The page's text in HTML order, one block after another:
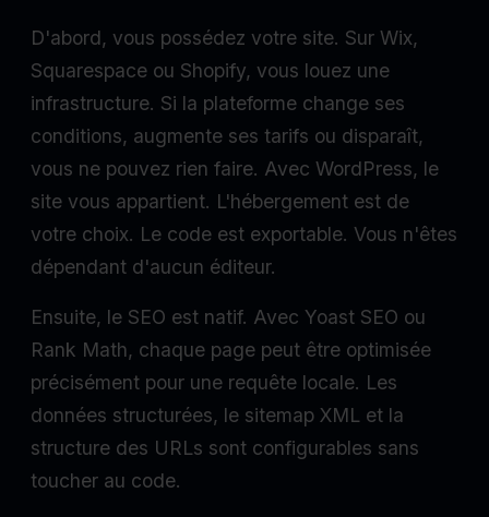
D'abord, vous possédez votre site. Sur Wix,
Squarespace ou Shopify, vous louez une
infrastructure. Si la plateforme change ses
conditions, augmente ses tarifs ou disparaît,
vous ne pouvez rien faire. Avec WordPress, le
site vous appartient. L'hébergement est de
votre choix. Le code est exportable. Vous n'êtes
dépendant d'aucun éditeur.
Ensuite, le SEO est natif. Avec Yoast SEO ou
Rank Math, chaque page peut être optimisée
précisément pour une requête locale. Les
données structurées, le sitemap XML et la
structure des URLs sont configurables sans
toucher au code.